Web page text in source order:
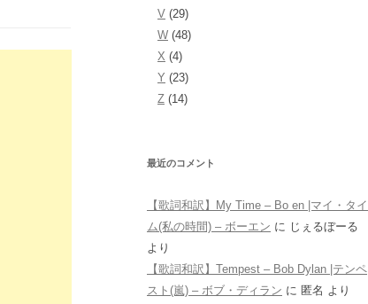
V (29)
W (48)
X (4)
Y (23)
Z (14)
最近のコメント
【歌詞和訳】My Time – Bo en |マイ・タイ
ム(私の時間) – ボーエン に じぇるぼーる
より
【歌詞和訳】Tempest – Bob Dylan |テンペ
スト(嵐) – ボブ・ディラン に 匿名 より